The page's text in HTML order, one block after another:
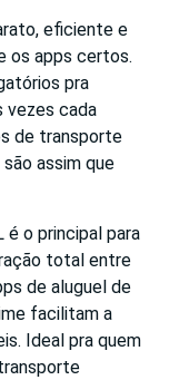
eficiente e
os apps certos.
pra
vezes cada
de transporte
assim que
é o principal para
total entre
de aluguel de
facilitam a
Ideal pra quem